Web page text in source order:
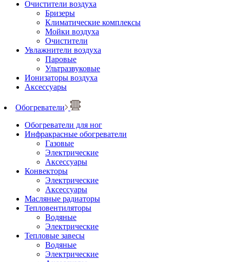
Очистители воздуха
Бризеры
Климатические комплексы
Мойки воздуха
Очистители
Увлажнители воздуха
Паровые
Ультразвуковые
Ионизаторы воздуха
Аксессуары
Обогреватели
Обогреватели для ног
Инфракрасные обогреватели
Газовые
Электрические
Аксессуары
Конвекторы
Электрические
Аксессуары
Масляные радиаторы
Тепловентиляторы
Водяные
Электрические
Тепловые завесы
Водяные
Электрические